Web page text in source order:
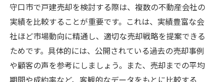
特徴
守口市で信頼できる不動産会社の見分け方
戸建売却で失敗しない不動産会社選びのポ
イント
守口市の口コミで分かる戸建売却の安心感
守口市で戸建売却を検討する際は、複数の不動産会社の
実績を比較することが重要です。これは、実績豊富な会
社ほど市場動向に精通し、適切な売却戦略を提案できる
ためです。具体的には、公開されている過去の売却事例
や顧客の声を参考にしましょう。また、売却までの平均
期間や成約率など、客観的なデータをもとに比較する